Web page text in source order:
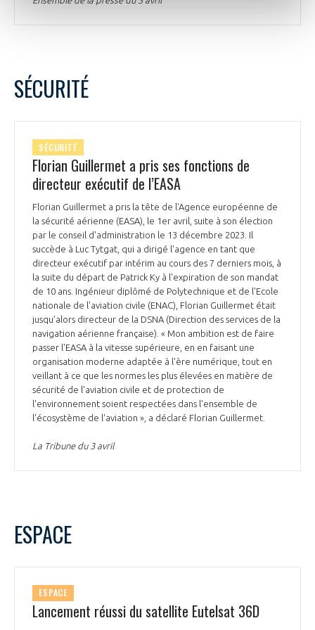
SÉCURITÉ
SÉCURITÉ
Florian Guillermet a pris ses fonctions de
directeur exécutif de l’EASA
Florian Guillermet a pris la tête de l'Agence européenne de
la sécurité aérienne (EASA), le 1er avril, suite à son élection
par le conseil d'administration le 13 décembre 2023. Il
succède à Luc Tytgat, qui a dirigé l'agence en tant que
directeur exécutif par intérim au cours des 7 derniers mois, à
la suite du départ de Patrick Ky à l'expiration de son mandat
de 10 ans. Ingénieur diplômé de Polytechnique et de l'Ecole
nationale de l'aviation civile (ENAC), Florian Guillermet était
jusqu’alors directeur de la DSNA (Direction des services de la
navigation aérienne française). « Mon ambition est de faire
passer l'EASA à la vitesse supérieure, en en faisant une
organisation moderne adaptée à l'ère numérique, tout en
veillant à ce que les normes les plus élevées en matière de
sécurité de l'aviation civile et de protection de
l'environnement soient respectées dans l'ensemble de
l'écosystème de l'aviation », a déclaré Florian Guillermet.
La Tribune du 3 avril
ESPACE
ESPACE
Lancement réussi du satellite Eutelsat 36D